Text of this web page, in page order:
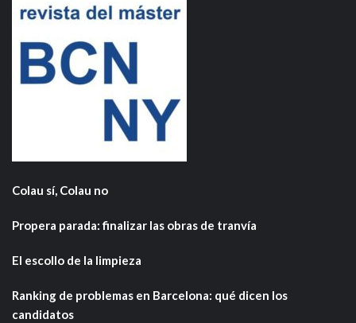
Colau sí, Colau no
Propera parada: finalizar las obras de tranvía
El escollo de la limpieza
Ranking de problemas en Barcelona: qué dicen los
candidatos